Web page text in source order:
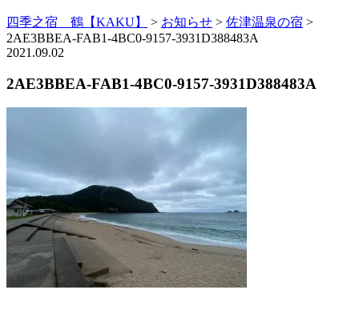
四季之宿 鶴【KAKU】 > お知らせ > 佐津温泉の宿 >
2AE3BBEA-FAB1-4BC0-9157-3931D388483A
2021.09.02
2AE3BBEA-FAB1-4BC0-9157-3931D388483A